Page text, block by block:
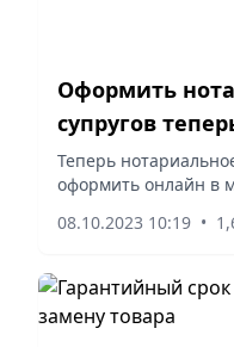
Оформить
супругов
Теперь
оформить онлайн в
08.10.2023 10:19 •